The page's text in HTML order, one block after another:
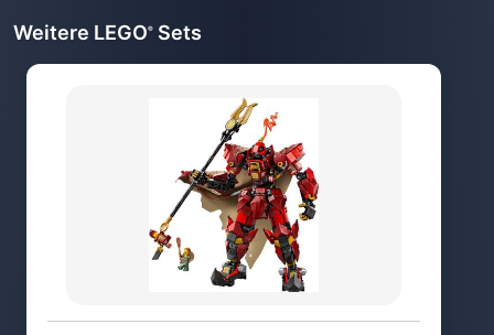
Weitere LEGO® Sets